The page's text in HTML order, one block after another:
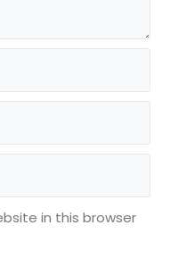
in this browser